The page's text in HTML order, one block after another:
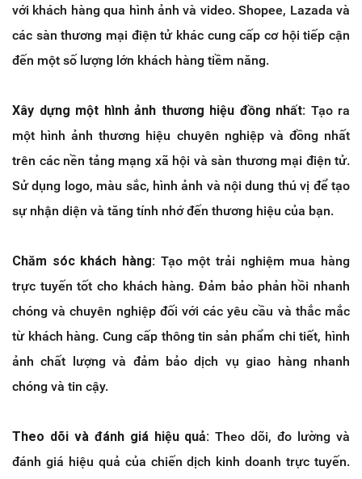
với khách hàng qua hình ảnh và video. Shopee, Lazada và
các sàn thương mại điện tử khác cung cấp cơ hội tiếp cận
đến một số lượng lớn khách hàng tiềm năng.
Xây dựng một hình ảnh thương hiệu đồng nhất: Tạo ra
một hình ảnh thương hiệu chuyên nghiệp và đồng nhất
trên các nền tảng mạng xã hội và sàn thương mại điện tử.
Sử dụng logo, màu sắc, hình ảnh và nội dung thú vị để tạo
sự nhận diện và tăng tính nhớ đến thương hiệu của bạn.
Chăm sóc khách hàng: Tạo một trải nghiệm mua hàng
trực tuyến tốt cho khách hàng. Đảm bảo phản hồi nhanh
chóng và chuyên nghiệp đối với các yêu cầu và thắc mắc
từ khách hàng. Cung cấp thông tin sản phẩm chi tiết, hình
ảnh chất lượng và đảm bảo dịch vụ giao hàng nhanh
chóng và tin cậy.
Theo dõi và đánh giá hiệu quả:Theo dõi, đo lường và
đánh giá hiệu quả của chiến dịch kinh doanh trực tuyến.